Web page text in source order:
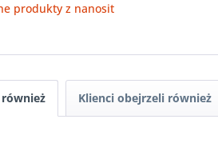
produkty z nanosit
Klienci obejrzeli również